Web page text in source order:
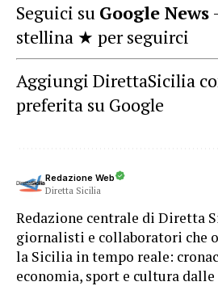
Seguici su Google News
stellina ★ per seguirci
Aggiungi DirettaSicilia
preferita su Google
Redazione Web
Diretta Sicilia
Redazione centrale di Diretta
giornalisti e collaboratori che
la Sicilia in tempo reale:
economia, sport e cultura